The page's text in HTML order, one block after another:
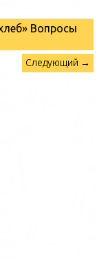
Вопросы
Следующий →